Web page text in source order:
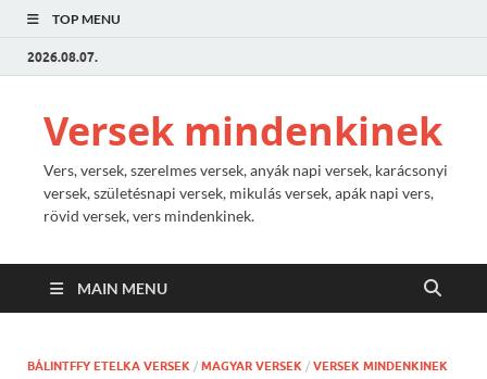
TOP MENU
2026.08.07.
Versek mindenkinek
Vers, versek, szerelmes versek, anyák napi versek, karácsonyi
versek, születésnapi versek, mikulás versek, apák napi vers,
rövid versek, vers mindenkinek.
MAIN MENU
BÁLINTFFY ETELKA VERSEK / MAGYAR VERSEK / VERSEK MINDENKINEK